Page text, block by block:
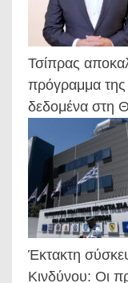
Τσίπρας
πρόγραμμα
δεδομένα στη
Έκτακτη
Κινδύνου: Οι